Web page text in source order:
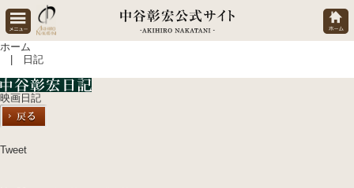
ホーム
| 日記
映画日記
Tweet